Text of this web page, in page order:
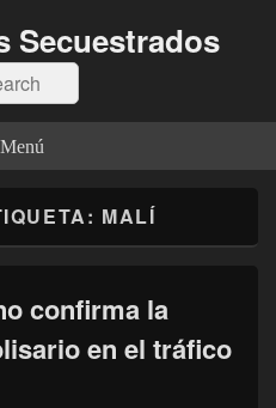
Secuestrados
Menú
MALÍ
confirma la
en el tráfico